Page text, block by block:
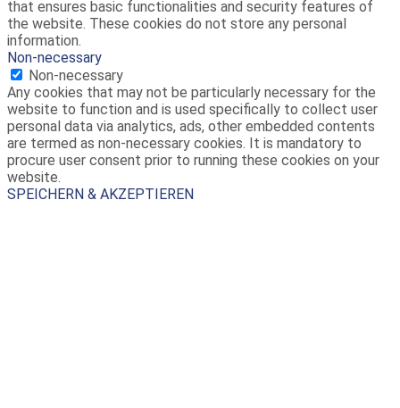
that ensures basic functionalities and security features of
the website. These cookies do not store any personal
information.
Non-necessary
Non-necessary
Any cookies that may not be particularly necessary for the
website to function and is used specifically to collect user
personal data via analytics, ads, other embedded contents
are termed as non-necessary cookies. It is mandatory to
procure user consent prior to running these cookies on your
website.
SPEICHERN & AKZEPTIEREN